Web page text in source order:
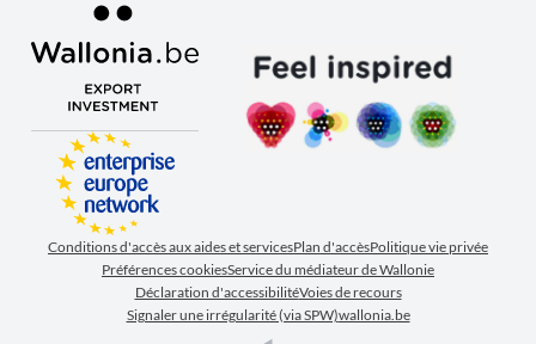
Conditions d'accès aux aides et servicesPlan d'accèsPolitique vie privée
Préférences cookiesService du médiateur de Wallonie
Déclaration d'accessibilitéVoies de recours
Signaler une irrégularité (via SPW)wallonia.be